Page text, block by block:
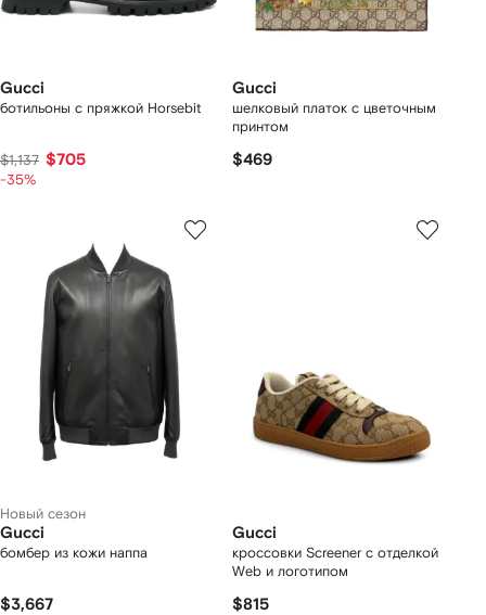
Gucci
ботильоны с пряжкой Horsebit
$1,137 $705
-35%
Gucci
шелковый платок с цветочным
принтом
$469
Новый сезон
Gucci
бомбер из кожи наппа
$3,667
Gucci
кроссовки Screener с отделкой
Web и логотипом
$815